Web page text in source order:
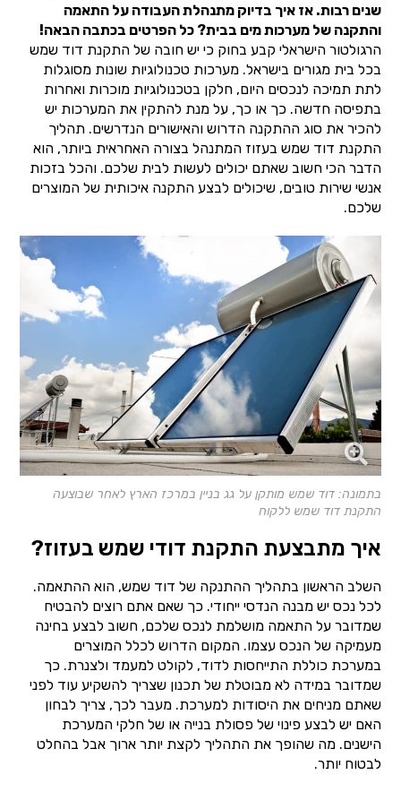
שנים רבות. אז איך בדיוק מתנהלת העבודה על התאמה
והתקנה של מערכות מים בבית? כל הפרטים בכתבה הבאה!
הרגולטור הישראלי קבע בחוק כי יש חובה של התקנת דוד שמש
בכל בית מגורים בישראל. מערכות טכנולוגיות שונות מסוגלות
לתת תמיכה לנכסים היום, חלקן בטכנולוגיות מוכרות ואחרות
בתפיסה חדשה. כך או כך, על מנת להתקין את המערכות יש
להכיר את סוג ההתקנה הדרוש והאישורים הנדרשים. תהליך
התקנת דוד שמש בעזוז המתנהל בצורה האחראית ביותר, הוא
הדבר הכי חשוב שאתם יכולים לעשות לבית שלכם. והכל בזכות
אנשי שירות טובים, שיכולים לבצע התקנה איכותית של המוצרים
שלכם.
בתמונה: דוד שמש מותקן על גג בניין במרכז הארץ לאחר שבוצעה
התקנת דוד שמש ללקוח
איך מתבצעת התקנת דודי שמש בעזוז?
השלב הראשון בתהליך ההתנקה של דוד שמש, הוא ההתאמה.
לכל נכס יש מבנה הנדסי ייחודי. כך שאם אתם רוצים להבטיח
שמדובר על התאמה מושלמת לנכס שלכם, חשוב לבצע בחינה
מעמיקה של הנכס עצמו. המקום הדרוש לכלל המוצרים
במערכת כוללת התייחסות לדוד, לקולט למעמד ולצנרת. כך
שמדובר במידה לא מבוטלת של תכנון שצריך להשקיע עוד לפני
שאתם מניחים את היסודות למערכת. מעבר לכך, צריך לבחון
האם יש לבצע פינוי של פסולת בנייה או של חלקי המערכת
הישנים. מה שהופך את התהליך לקצת יותר ארוך אבל בהחלט
לבטוח יותר.